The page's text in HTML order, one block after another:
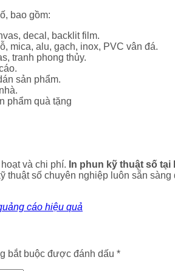
bao gồm:
decal, backlit film.
mica, alu, gạch, inox, PVC vân đá.
tranh phong thủy.
sản phẩm.
phẩm quà tặng
và chi phí. In phun kỹ thuật số tại
thuật số chuyên nghiệp luôn sẵn
cáo hiệu quả
bắt buộc được đánh dấu *